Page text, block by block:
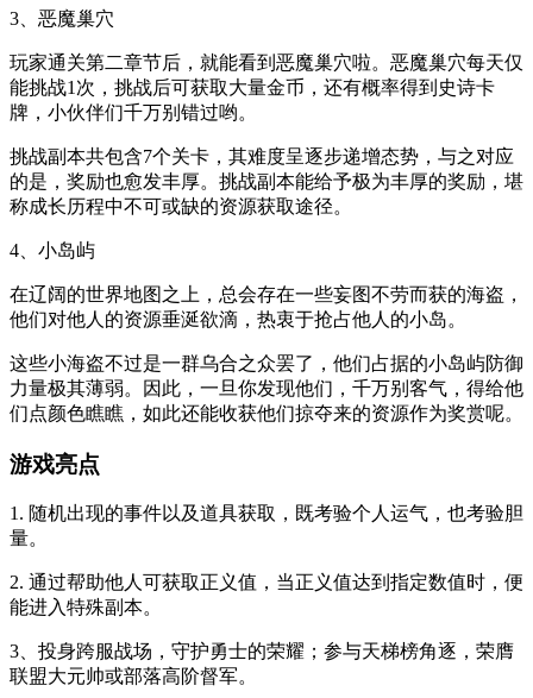
3、恶魔巢穴
玩家通关第二章节后，就能看到恶魔巢穴啦。恶魔巢穴每天仅
能挑战1次，挑战后可获取大量金币，还有概率得到史诗卡
牌，小伙伴们千万别错过哟。
挑战副本共包含7个关卡，其难度呈逐步递增态势，与之对应
的是，奖励也愈发丰厚。挑战副本能给予极为丰厚的奖励，堪
称成长历程中不可或缺的资源获取途径。
4、小岛屿
在辽阔的世界地图之上，总会存在一些妄图不劳而获的海盗，
他们对他人的资源垂涎欲滴，热衷于抢占他人的小岛。
这些小海盗不过是一群乌合之众罢了，他们占据的小岛屿防御
力量极其薄弱。因此，一旦你发现他们，千万别客气，得给他
们点颜色瞧瞧，如此还能收获他们掠夺来的资源作为奖赏呢。
游戏亮点
1. 随机出现的事件以及道具获取，既考验个人运气，也考验胆
量。
2. 通过帮助他人可获取正义值，当正义值达到指定数值时，便
能进入特殊副本。
3、投身跨服战场，守护勇士的荣耀；参与天梯榜角逐，荣膺
联盟大元帅或部落高阶督军。